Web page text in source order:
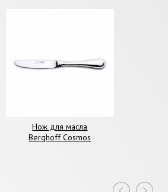
Нож для масла
Berghoff Cosmos